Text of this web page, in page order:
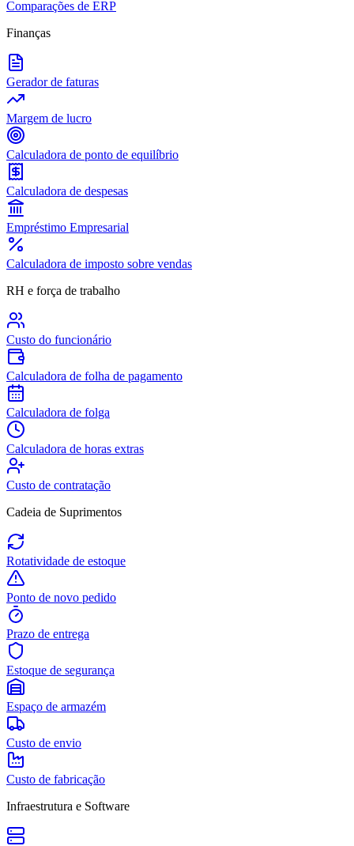
Comparações de ERP
Finanças
Gerador de faturas
Margem de lucro
Calculadora de ponto de equilíbrio
Calculadora de despesas
Empréstimo Empresarial
Calculadora de imposto sobre vendas
RH e força de trabalho
Custo do funcionário
Calculadora de folha de pagamento
Calculadora de folga
Calculadora de horas extras
Custo de contratação
Cadeia de Suprimentos
Rotatividade de estoque
Ponto de novo pedido
Prazo de entrega
Estoque de segurança
Espaço de armazém
Custo de envio
Custo de fabricação
Infraestrutura e Software